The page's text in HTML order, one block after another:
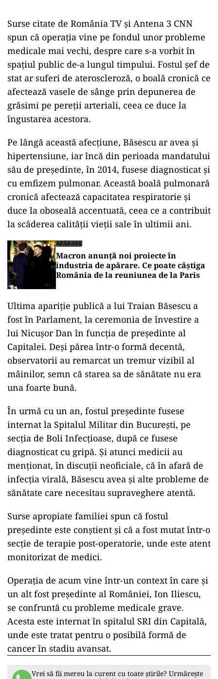
Surse citate de România TV şi Antena 3 CNN
spun că operația vine pe fondul unor probleme
medicale mai vechi, despre care s-a vorbit în
spațiul public de-a lungul timpului. Fostul șef de
stat ar suferi de ateroscleroză, o boală cronică ce
afectează vasele de sânge prin depunerea de
grăsimi pe pereții arteriali, ceea ce duce la
îngustarea acestora.
Pe lângă această afecțiune, Băsescu ar avea și
hipertensiune, iar încă din perioada mandatului
său de președinte, în 2014, fusese diagnosticat și
cu emfizem pulmonar. Această boală pulmonară
cronică afectează capacitatea respiratorie și
duce la oboseală accentuată, ceea ce a contribuit
la scăderea calității vieții sale în ultimii ani.
APĂRARE
Macron anunță noi proiecte în
industria de apărare. Ce poate câștiga
România de la reuniunea de la Paris
Ultima apariție publică a lui Traian Băsescu a
fost în Parlament, la ceremonia de învestire a
lui Nicușor Dan în funcția de președinte al
Capitalei. Deși părea într-o formă decentă,
observatorii au remarcat un tremur vizibil al
mâinilor, semn că starea sa de sănătate nu era
una foarte bună.
În urmă cu un an, fostul președinte fusese
internat la Spitalul Militar din București, pe
secția de Boli Infecțioase, după ce fusese
diagnosticat cu gripă. Și atunci medicii au
menționat, în discuții neoficiale, că în afară de
infecția virală, Băsescu avea și alte probleme de
sănătate care necesitau supraveghere atentă.
Surse apropiate familiei spun că fostul
președinte este conștient și că a fost mutat într-o
secție de terapie post-operatorie, unde este atent
monitorizat de medici.
Operația de acum vine într-un context în care și
un alt fost președinte al României, Ion Iliescu,
se confruntă cu probleme medicale grave.
Acesta este internat în spitalul SRI din Capitală,
unde este tratat pentru o posibilă formă de
cancer în stadiu avansat.
Vrei să fii mereu la curent cu toate știrile? Urmărește